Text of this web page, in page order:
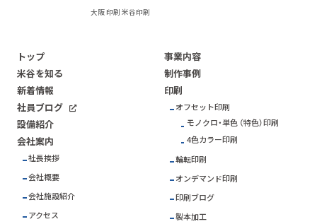
大阪 印刷 米谷印刷
トップ
米谷を知る
新着情報
社員ブログ
設備紹介
会社案内
社長挨拶
会社概要
会社施設紹介
アクセス
事業内容
制作事例
印刷
オフセット印刷
モノクロ・単色 （特色）印刷
4色カラー印刷
輪転印刷
オンデマンド印刷
印刷ブログ
製本加工